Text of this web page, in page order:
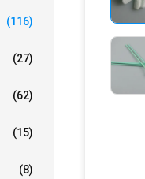
(116)
(27)
(62)
(15)
(8)